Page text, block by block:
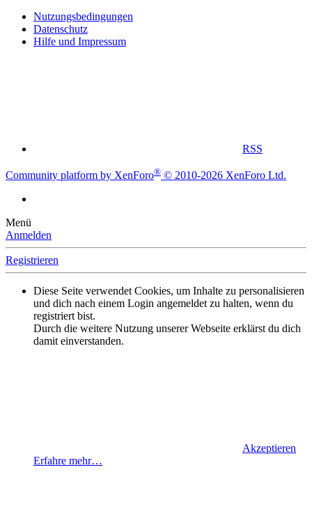
Nutzungsbedingungen
Datenschutz
Hilfe und Impressum
RSS
Community platform by XenForo® © 2010-2026 XenForo Ltd.
Menü
Anmelden
Registrieren
Diese Seite verwendet Cookies, um Inhalte zu personalisieren
und dich nach einem Login angemeldet zu halten, wenn du
registriert bist.
Durch die weitere Nutzung unserer Webseite erklärst du dich
damit einverstanden.
Akzeptieren
Erfahre mehr…